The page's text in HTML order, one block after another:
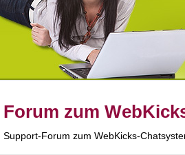
Forum zum
Support-Forum zum WebKicks-